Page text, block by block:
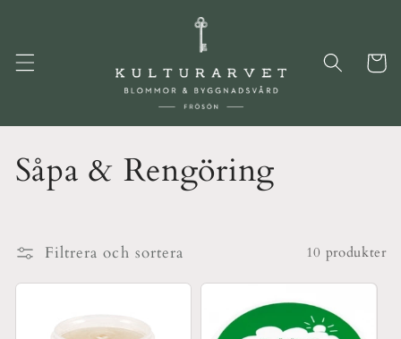
P
o
d
Såpa & Rengöring
Filtrera och sortera 10 produkter